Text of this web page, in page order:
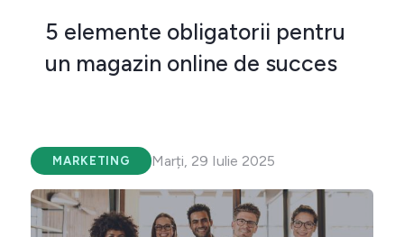
5 elemente obligatorii pentru
un magazin online de succes
MARKETING Marți, 29 Iulie 2025